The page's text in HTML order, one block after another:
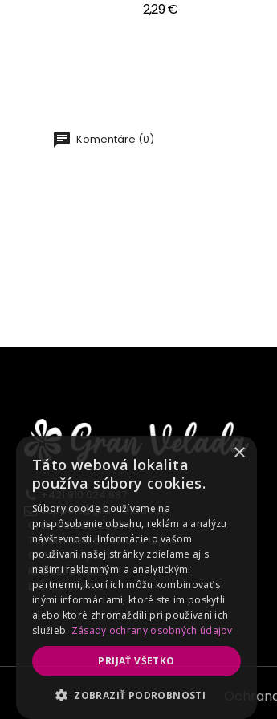
2,29 €
Komentáre (0)
support@granvelada.sk
Gran Velada CE s.r.o.
Topoľnianska cesta 1349/6A
930 10 Dolný Štál
IČO 55387721
DIČ 2121978705
×
Táto webová lokalita
používa súbory cookies.
Súbory cookie používame na
prispôsobenie obsahu, reklám a analýzu
návštevnosti. Informácie o vašom
používaní našej stránky zdieľame aj s
našimi reklamnými a analytickými
partnermi, ktorí ich môžu kombinovať s
inými informáciami, ktoré ste im poskytli
alebo ktoré zhromaždili pri používaní ich
služieb. Zásady ochrany osobných údajov
PRIJAŤ VŠETKO
ZOBRAZIŤ PODROBNOSTI